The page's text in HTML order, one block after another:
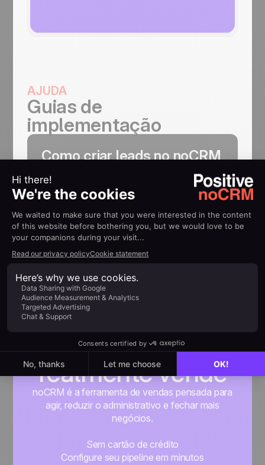
AJUDA
Guias de
implementação
Como criar leads no noCRM
quando eles respondem aos
seus e-mails
Feito para quem
realmente vende
noCRM é a ferramenta de vendas pensada para
agir, reduzir o administrativo e fechar mais
negócios.
Sem cartão de crédito
Configure seu pipeline em minutos